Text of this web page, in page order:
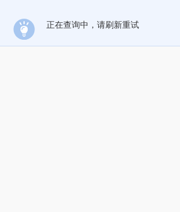
正在查询中，请刷新重试